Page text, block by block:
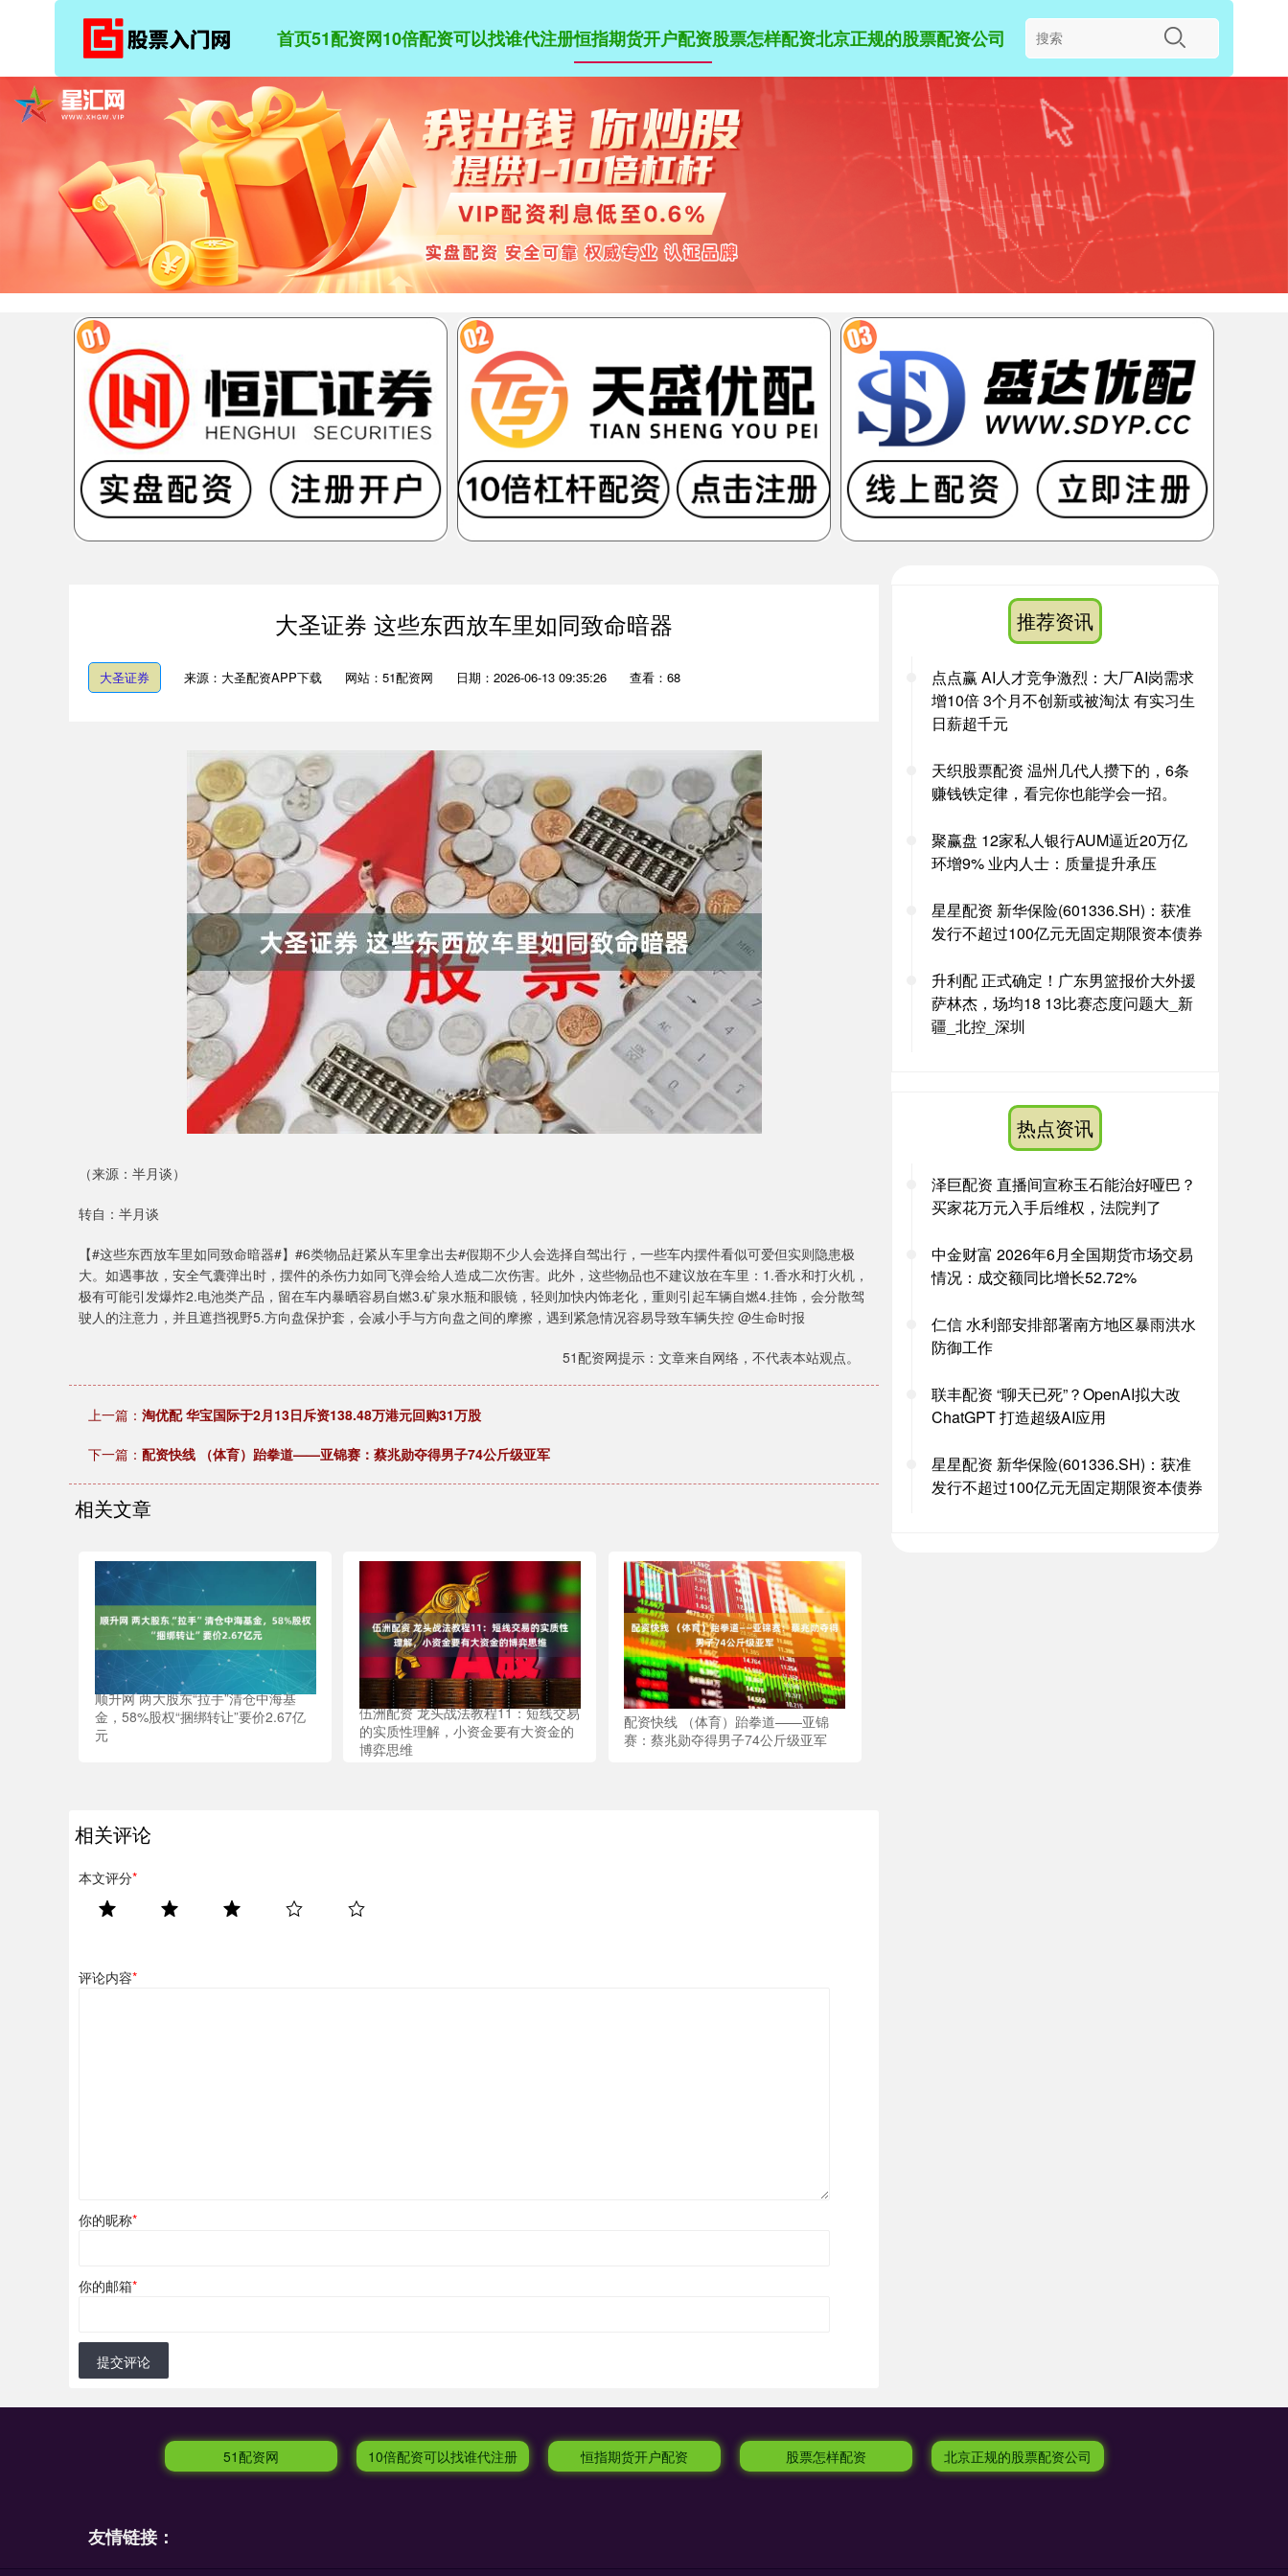
首页51配资网10倍配资可以找谁代注册恒指期货开户配资股票怎样配资北京正规的股票配资公司
大圣证券 这些东西放车里如同致命暗器
大圣证券 来源：大圣配资APP下载 网站：51配资网 日期：2026-06-13 09:35:26 查看：68
（来源：半月谈）
转自：半月谈
【#这些东西放车里如同致命暗器#】#6类物品赶紧从车里拿出去#假期不少人会选择自驾出行，一些车内摆件看似可爱但实则隐患极
大。如遇事故，安全气囊弹出时，摆件的杀伤力如同飞弹会给人造成二次伤害。此外，这些物品也不建议放在车里：1.香水和打火机，
极有可能引发爆炸2.电池类产品，留在车内暴晒容易自燃3.矿泉水瓶和眼镜，轻则加快内饰老化，重则引起车辆自燃4.挂饰，会分散驾
驶人的注意力，并且遮挡视野5.方向盘保护套，会减小手与方向盘之间的摩擦，遇到紧急情况容易导致车辆失控 @生命时报
51配资网提示：文章来自网络，不代表本站观点。
上一篇： 淘优配 华宝国际于2月13日斥资138.48万港元回购31万股
下一篇： 配资快线 （体育）跆拳道——亚锦赛：蔡兆勋夺得男子74公斤级亚军
相关文章
顺升网 两大股东“拉手”清仓中海基
金，58%股权“捆绑转让”要价2.67亿
元
伍洲配资 龙头战法教程11：短线交易
的实质性理解，小资金要有大资金的
博弈思维
配资快线 （体育）跆拳道——亚锦
赛：蔡兆勋夺得男子74公斤级亚军
相关评论
本文评分*
评论内容*
你的昵称*
你的邮箱*
提交评论
推荐资讯
点点赢 AI人才竞争激烈：大厂AI岗需求
增10倍 3个月不创新或被淘汰 有实习生
日薪超千元
天织股票配资 温州几代人攒下的，6条
赚钱铁定律，看完你也能学会一招。
聚赢盘 12家私人银行AUM逼近20万亿
环增9% 业内人士：质量提升承压
星星配资 新华保险(601336.SH)：获准
发行不超过100亿元无固定期限资本债券
升利配 正式确定！广东男篮报价大外援
萨林杰，场均18 13比赛态度问题大_新
疆_北控_深圳
热点资讯
泽巨配资 直播间宣称玉石能治好哑巴？
买家花万元入手后维权，法院判了
中金财富 2026年6月全国期货市场交易
情况：成交额同比增长52.72%
仁信 水利部安排部署南方地区暴雨洪水
防御工作
联丰配资 “聊天已死”？OpenAI拟大改
ChatGPT 打造超级AI应用
星星配资 新华保险(601336.SH)：获准
发行不超过100亿元无固定期限资本债券
51配资网 10倍配资可以找谁代注册 恒指期货开户配资 股票怎样配资 北京正规的股票配资公司
友情链接：